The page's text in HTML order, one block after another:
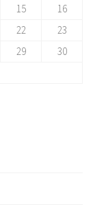
15
16
22
23
29
30